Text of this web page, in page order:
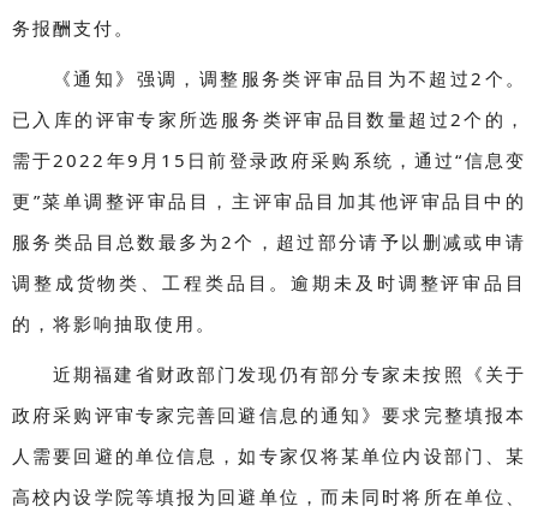
务报酬支付。
《通知》强调，调整服务类评审品目为不超过2个。
已入库的评审专家所选服务类评审品目数量超过2个的，
需于2022年9月15日前登录政府采购系统，通过“信息变
更”菜单调整评审品目，主评审品目加其他评审品目中的
服务类品目总数最多为2个，超过部分请予以删减或申请
调整成货物类、工程类品目。逾期未及时调整评审品目
的，将影响抽取使用。
近期福建省财政部门发现仍有部分专家未按照《关于
政府采购评审专家完善回避信息的通知》要求完整填报本
人需要回避的单位信息，如专家仅将某单位内设部门、某
高校内设学院等填报为回避单位，而未同时将所在单位、